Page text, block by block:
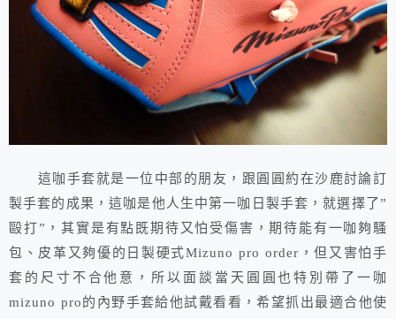
這咖手套就是一位中部的朋友，跟圓圓約在沙鹿討論訂
製手套的成果，這咖是他人生中第一咖日製手套，就選擇了”
毆打”，其實是有點既期待又怕受傷害，期待能有一咖夠騷
包、皮革又夠優的日製硬式Mizuno pro order，但又害怕手
套的尺寸不合他意，所以面談當天圓圓也特別帶了一咖
mizuno pro的內野手套給他試戴看看，希望抓出最適合他使